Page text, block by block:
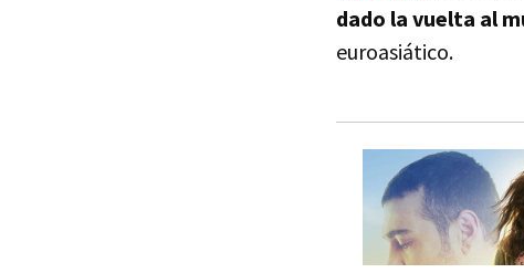
dado la vuelta al
euroasiático.